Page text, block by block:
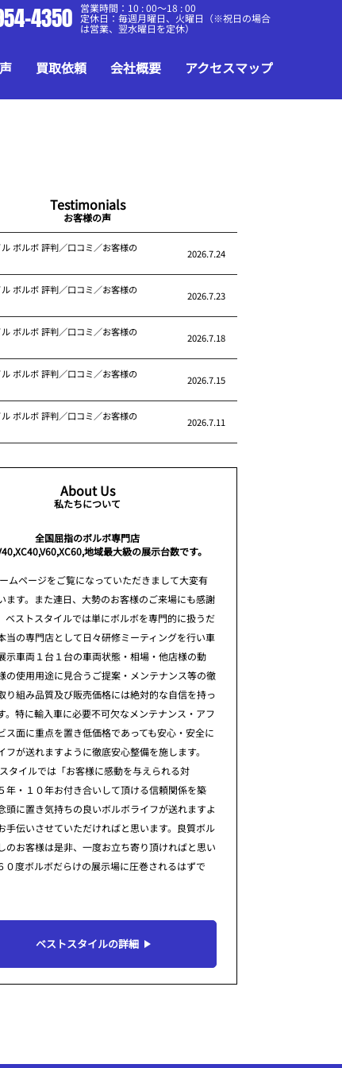
4350 営業時間：10 : 00～18 : 00
定休日：毎週月曜日、火曜日（※祝日の場合
は営業、翌水曜日を定休）
買取依頼 会社概要 アクセスマップ
Testimonials
お客様の声
ボルボ 評判／口コミ／お客様の
2026.7.24
ボルボ 評判／口コミ／お客様の
2026.7.23
ボルボ 評判／口コミ／お客様の
2026.7.18
ボルボ 評判／口コミ／お客様の
2026.7.15
ボルボ 評判／口コミ／お客様の
2026.7.11
About Us
私たちについて
全国屈指のボルボ専門店
地域最大級の展示台数です。
ムページをご覧になっていただきまして大変有
ます。また連日、大勢のお客様のご来場にも感謝
ベストスタイルでは単にボルボを専門的に扱うだ
当の専門店として日々研修ミーティングを行い車
示車両１台１台の車両状態・相場・他店様の動
の使用用途に見合うご提案・メンテナンス等の徹
り組み品質及び販売価格には絶対的な自信を持っ
。特に輸入車に必要不可欠なメンテナンス・アフ
ス面に重点を置き低価格であっても安心・安全に
フが送れますように徹底安心整備を施します。
タイルでは「お客様に感動を与えられる対
年・１０年お付き合いして頂ける信頼関係を築
頭に置き気持ちの良いボルボライフが送れますよ
手伝いさせていただければと思います。良質ボル
のお客様は是非、一度お立ち寄り頂ければと思い
０度ボルボだらけの展示場に圧巻されるはずで
ベストスタイルの詳細